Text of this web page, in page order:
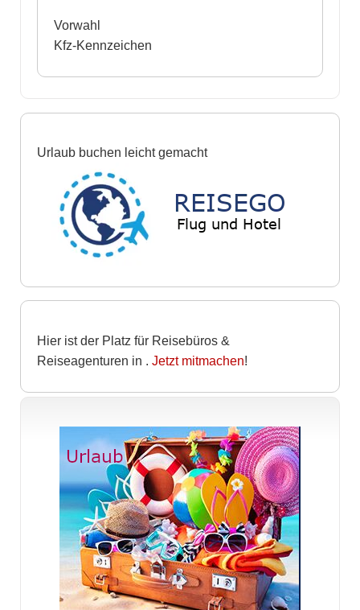
Vorwahl
Kfz-Kennzeichen
Urlaub buchen leicht gemacht
Hier ist der Platz für Reisebüros &
Reiseagenturen in . Jetzt mitmachen!